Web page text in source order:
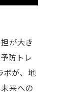
が大き
防トレ
ボが、地
来への